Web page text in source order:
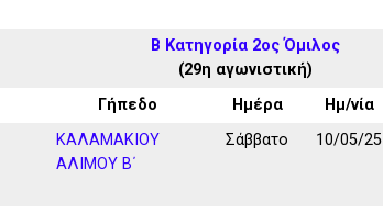
Β Κατηγορία 2ος Όμιλος
(29η αγωνιστική)
Γήπεδο Ημέρα Ημ/νία
ΚΑΛΑΜAKIOY
ΑΛΙΜΟΥ Β΄
Σάββατο 10/05/25